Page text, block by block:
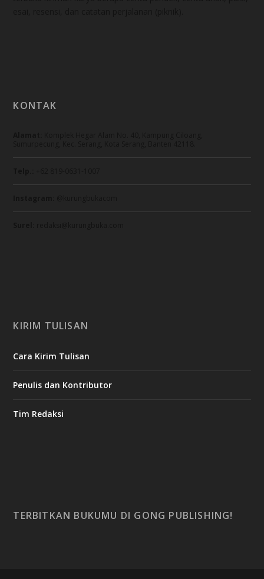
KONTAK
KIRIM TULISAN
Cara Kirim Tulisan
Penulis dan Kontributor
Tim Redaksi
TERBITKAN BUKUMU DI GONG PUBLISHING!